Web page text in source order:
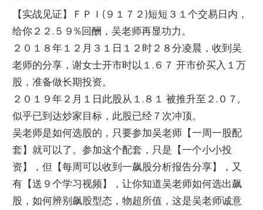
【实战见证】ＦＰＩ(９１７２)短短３１个交易日内，
给你２２.５９%回酬，吴老师再显功力。
２０１８年１２月３１日１２时２８分凌晨，收到吴
老师的分享，谢女士开市时以１.６７ 开市价买入１万
股，准备做长期投资。
２０１９年２月１日此股从１.８１ 被推升至２.０７,
似乎已到达炒家目标，此股已经７次冲顶。
吴老师是如何选股的，只要参加吴老师【一周一股配
套】就可以了。参加这个配套，只是【一个小小投
资】，但【每周可以收到一飙股分析报告分享】，又
有【送９个学习视频】，让你知道吴老师如何选出飙
股，如何辨别飙股型态，物超所值，这是吴老师诚意